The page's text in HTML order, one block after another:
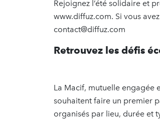
Rejoignez l’été solidaire et
www.diffuz.com. Si vous
contact@diffuz.com
Retrouvez les défis
La Macif, mutuelle engagée
souhaitent faire un premier
organisés par lieu, durée et